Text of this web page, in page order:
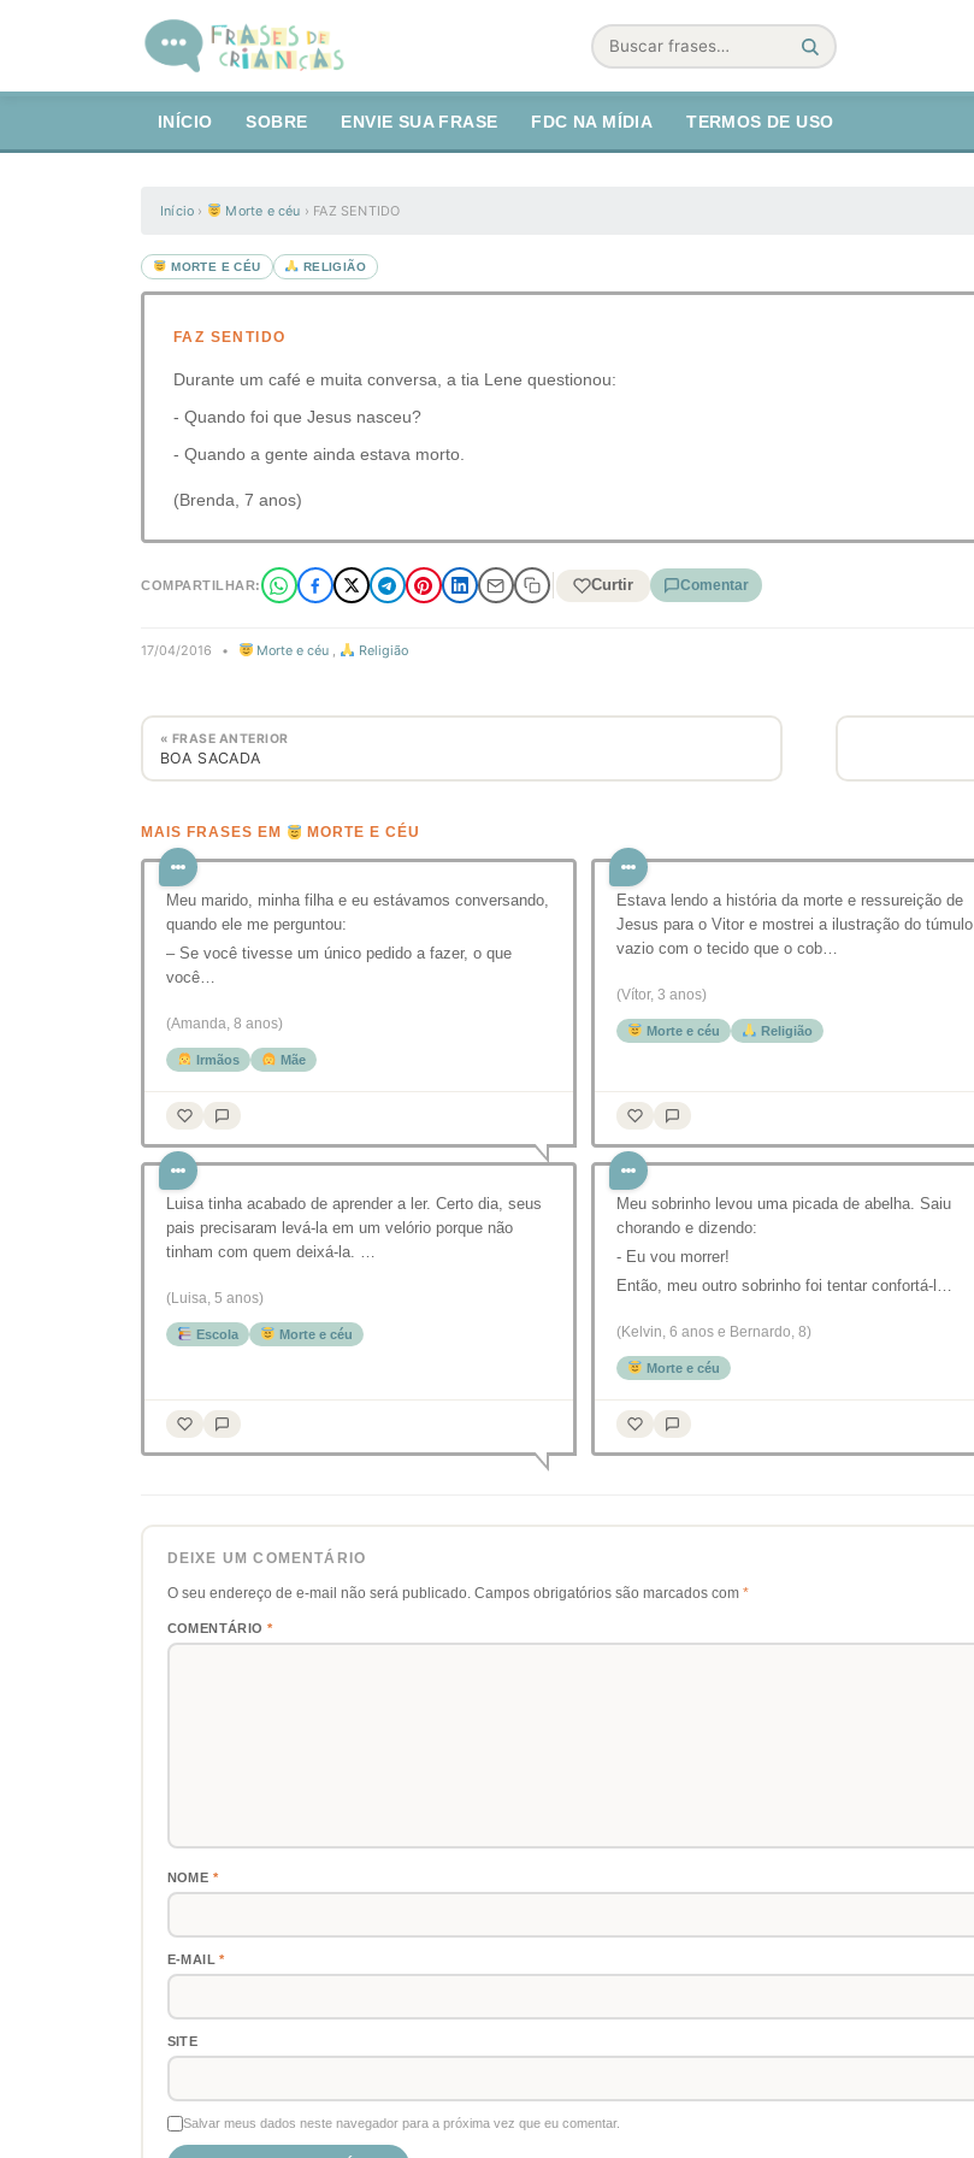
Buscar
INÍCIO SOBRE ENVIE SUA FRASE FDC NA MÍDIA TERMOS DE USO
Início › Morte e céu › FAZ SENTIDO
MORTE E CÉU RELIGIÃO
FAZ SENTIDO
Durante um café e muita conversa, a tia Lene questionou:
- Quando foi que Jesus nasceu?
- Quando a gente ainda estava morto.
(Brenda, 7 anos)
COMPARTILHAR: Curtir Comentar
17/04/2016 • Morte e céu , Religião
« FRASE ANTERIOR
BOA SACADA
MAIS FRASES EM MORTE E CÉU
Meu marido, minha filha e eu estávamos conversando,
quando ele me perguntou:
– Se você tivesse um único pedido a fazer, o que
você…
(Amanda, 8 anos)
Irmãos Mãe
Estava lendo a história da morte e ressureição de
Jesus para o Vitor e mostrei a ilustração do túmulo
vazio com o tecido que o cob…
(Vítor, 3 anos)
Morte e céu Religião
Luisa tinha acabado de aprender a ler. Certo dia, seus
pais precisaram levá-la em um velório porque não
tinham com quem deixá-la. …
(Luisa, 5 anos)
Escola Morte e céu
Meu sobrinho levou uma picada de abelha. Saiu
chorando e dizendo:
- Eu vou morrer!
Então, meu outro sobrinho foi tentar confortá-l…
(Kelvin, 6 anos e Bernardo, 8)
Morte e céu
DEIXE UM COMENTÁRIO
O seu endereço de e-mail não será publicado. Campos obrigatórios são marcados com *
COMENTÁRIO *
NOME *
E-MAIL*
SITE
Salvar meus dados neste navegador para a próxima vez que eu comentar.